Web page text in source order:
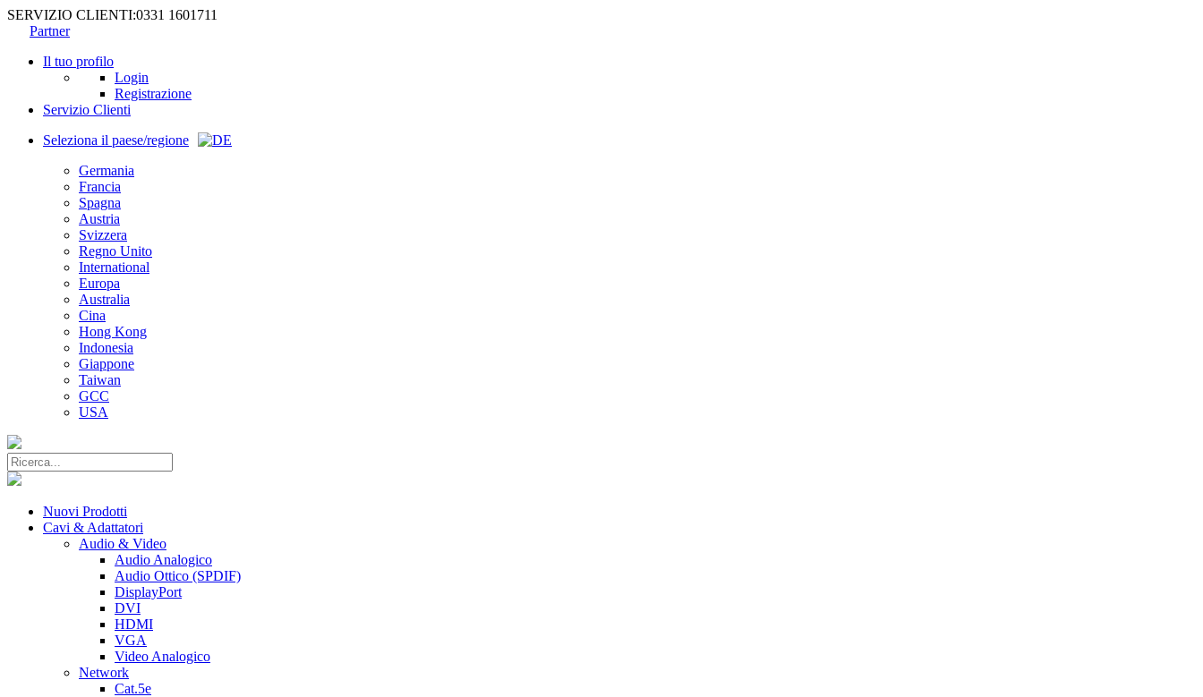
SERVIZIO CLIENTI:0331 1601711
Partner
Il tuo profilo
Login
Registrazione
Servizio Clienti
Seleziona il paese/regione
Germania
Francia
Spagna
Austria
Svizzera
Regno Unito
International
Europa
Australia
Cina
Hong Kong
Indonesia
Giappone
Taiwan
GCC
USA
Nuovi Prodotti
Cavi & Adattatori
Audio & Video
Audio Analogico
Audio Ottico (SPDIF)
DisplayPort
DVI
HDMI
VGA
Video Analogico
Network
Cat.5e